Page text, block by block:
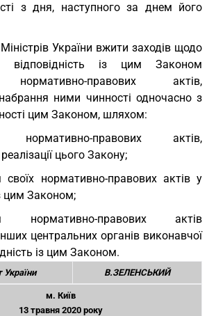
з дня, наступного за днем його
України вжити заходів щодо
відповідність із цим Законом
нормативно-правових актів,
ними чинності одночасно з
цим Законом, шляхом:
нормативно-правових актів,
цього Закону;
своїх нормативно-правових актів у
цим Законом;
нормативно-правових актів
центральних органів виконавчої
із цим Законом.
України В.ЗЕЛЕНСЬКИЙ
м. Київ
13 травня 2020 року